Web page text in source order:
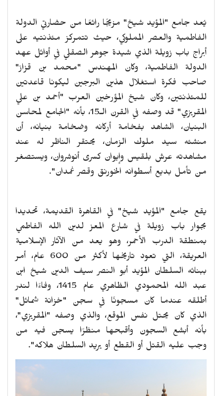
يُعد جامع "المؤيد شيخ" مزيجًا رائعًا من حضارتي الدولة
الفاطمية والعصر المملوكي، حيث تتمركز مئذنتيه على
أبراج باب زويلة الذي شيدة جوهر الصقلي في أوائل عهد
الدولة الفاطمية، وكان المهندس "محمد بن قزاز"
صاحب فكرة استغلال هذين البرجين ليكونا قاعدتين
للمئذنتين، وكان شيخ المؤرخين العرب "أحمد بن علي
المقريزي" قد وصفه في القرن الـ15، بأنه "الجامع لمحاسن
البنيان، الشاهد بفخامة أركانه وضخامة بنيانه، أن
منشئه سيد ملوك الزمان، يحتقر الناظر له عند
مشاهدته عرش بلقيس وإيوان كسرى أنوشروان، ويستصغر
من تأمل بديع أسطوانه الخورنق وقصر غمدان".
يقع جامع "المؤيد شيخ" في القاهرة القديمة، تحديدا
بجوار باب زويلة في شارع المعز لدين الله الفاطمي
بمنطقة الدرب الأحمر، وهو يعد من الآثار الإسلامية
العريقة، التي تعود تاريخها لأكثر من 600 عام، أمر
ببنائه السلطان المؤيد أبو النصر سيف الدين شيخ ابن
عبد الله المحمودي الظاهري عام 1415، وفاءًا لندر
أطلقه عندما كان مسجونًا في سجن "خزانة شمائل"
الذي كان يحتل نفس الموقع، والذي وصفه "المقريزي"،
بأنه أبشع السجون وأقبحها منظرًا يسجن فيه من
وجب عليه القتل أو القطع أو يريد السلطان هلاكه".